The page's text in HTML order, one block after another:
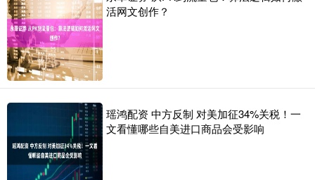
活网文创作？
瑶鸿配资 中方反制 对美加征34%关税！一
文看懂哪些自美进口商品会受影响